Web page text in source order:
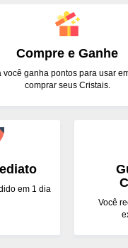
em 1 dia
Compre e Ganhe
você ganha pontos para usar
comprar seus Cristais.
Você